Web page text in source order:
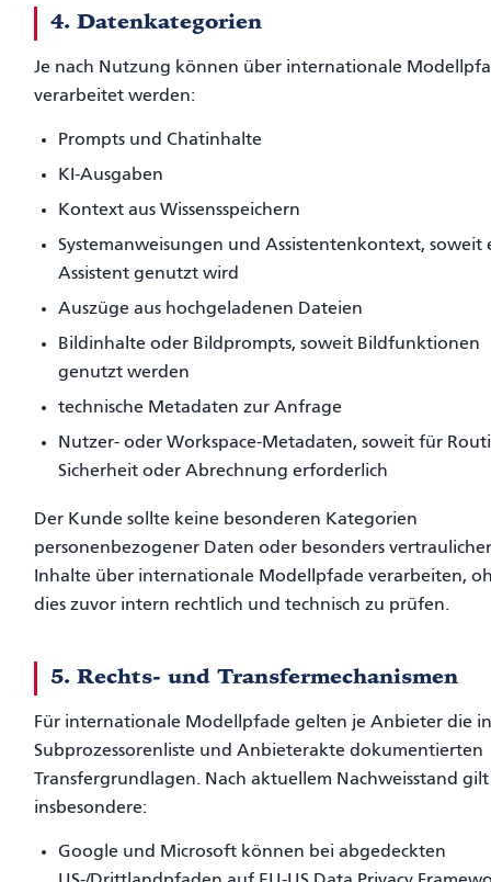
4. Datenkategorien
Je nach Nutzung können über internationale
verarbeitet werden:
Prompts und Chatinhalte
KI-Ausgaben
Kontext aus Wissensspeichern
Systemanweisungen und Assistentenkontext, soweit
Assistent genutzt wird
Auszüge aus hochgeladenen Dateien
Bildinhalte oder Bildprompts, soweit Bildfunktionen
genutzt werden
technische Metadaten zur Anfrage
Nutzer- oder Workspace-Metadaten, soweit für
Sicherheit oder Abrechnung erforderlich
Der Kunde sollte keine besonderen Kategorien
personenbezogener Daten oder besonders
Inhalte über internationale Modellpfade verarbeiten,
dies zuvor intern rechtlich und technisch zu prüfen.
5. Rechts- und Transfermechanismen
Für internationale Modellpfade gelten je Anbieter die
Subprozessorenliste und Anbieterakte dokumentierten
Transfergrundlagen. Nach aktuellem Nachweisstand gilt
insbesondere:
Google und Microsoft können bei abgedeckten